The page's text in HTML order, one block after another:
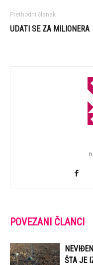
Prethodni članak
UDATI SE ZA MILIONERA
POVEZANI ČLANCI
ŠTA JE